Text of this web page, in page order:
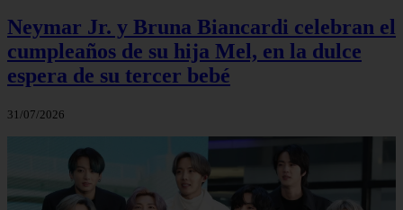
Neymar Jr. y Bruna Biancardi celebran el
cumpleaños de su hija Mel, en la dulce
espera de su tercer bebé
31/07/2026